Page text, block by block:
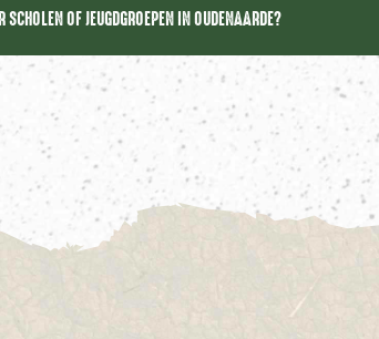
OF JEUGDGROEPEN IN OUDENAARDE?